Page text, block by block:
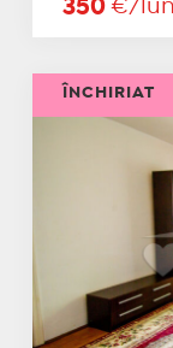
350 €/
ÎNCHIRIAT